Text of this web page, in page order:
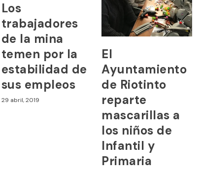
Los
trabajadores
de la mina
temen por la
estabilidad de
sus empleos
29 abril, 2019
El
Ayuntamiento
de Riotinto
reparte
mascarillas a
los niños de
Infantil y
Primaria